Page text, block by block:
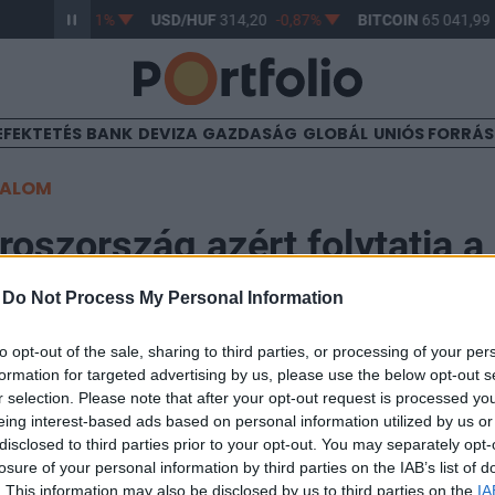
Do Not Process My Personal Information
opt-out of the sale, sharing to third parties, or processing of your
for targeted advertising by us, please use the below opt-out
selection. Please note that after your opt-out request is processed
interest-based ads based on personal information utilized by us
to third parties prior to your opt-out. You may separately
of your personal information by third parties on the IAB’s list of
This information may also be disclosed by us to third parties on the
-0,61% USD/HUF 314,20 -0,87% BITCOIN65 041,99
BANK DEVIZA GAZDASÁG GLOBÁL UNIÓS
azért folytatja a
a szentpétervárihoz
az ukrajnai háborút, hogy elejét vegye az olyan